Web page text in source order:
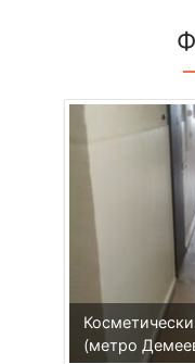
(метро